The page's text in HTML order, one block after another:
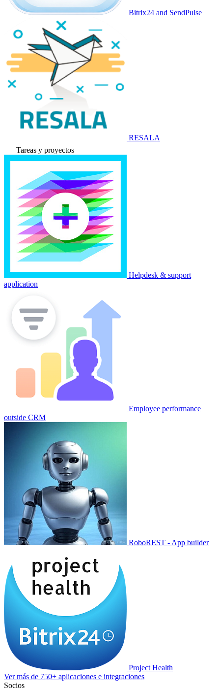
Bitrix24 and SendPulse
RESALA
Tareas y proyectos
Helpdesk & support
application
Employee performance
outside CRM
RoboREST - App builder
Project Health
Ver más de 750+ aplicaciones e integraciones
Socios